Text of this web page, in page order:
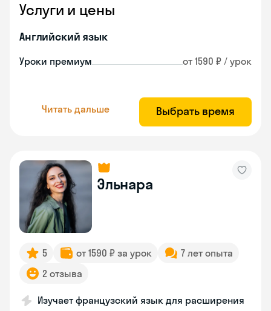
Услуги и цены
Английский язык
Уроки премиум от 1590 ₽ / урок
Читать дальше Выбрать время
Эльнара
5 от 1590 ₽ за урок
7 лет опыта
2 отзыва
Изучает французский язык для расширения